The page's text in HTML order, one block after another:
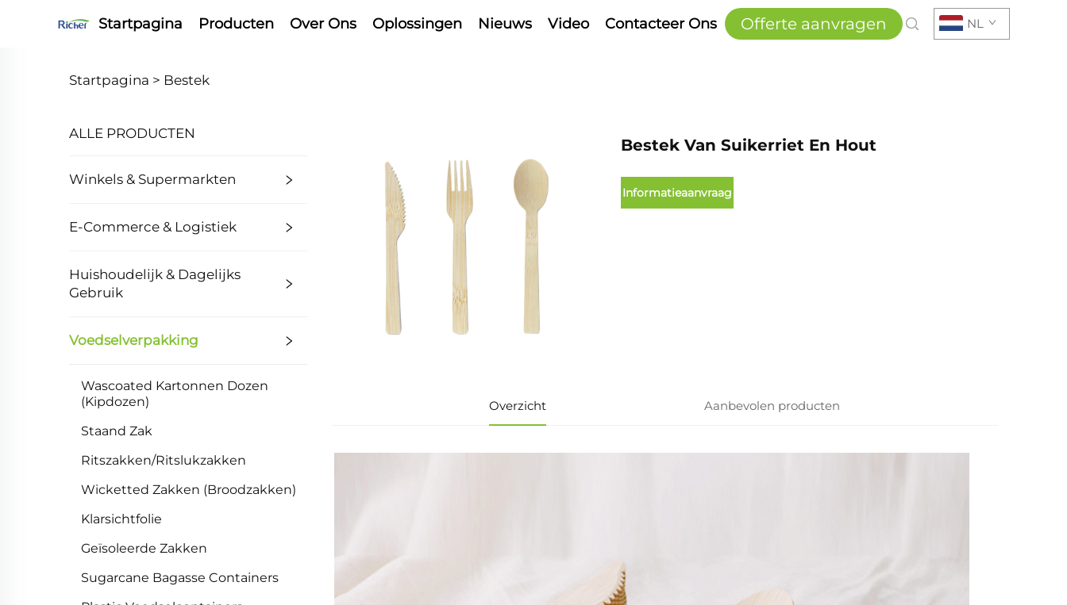
Startpagina Producten Over Ons Oplossingen Nieuws Video Contacteer Ons Offerte aanvragen NL
Startpagina > Bestek
ALLE PRODUCTEN
Winkels & Supermarkten
E-Commerce & Logistiek
Huishoudelijk & Dagelijks
Gebruik
Voedselverpakking
Wascoated Kartonnen Dozen
(Kipdozen)
Staand Zak
Ritszakken/Ritslukzakken
Wicketted Zakken (Broodzakken)
Klarsichtfolie
Geïsoleerde Zakken
Sugarcane Bagasse Containers
Bestek Van Suikerriet En Hout
Informatieaanvraag
Overzicht Aanbevolen producten